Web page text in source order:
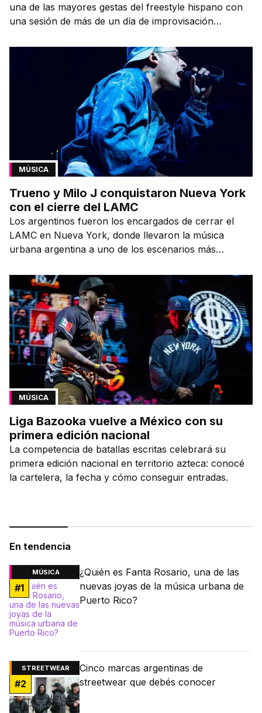
una de las mayores gestas del freestyle hispano con
una sesión de más de un día de improvisación
MÚSICA
Trueno y Milo J conquistaron Nueva York
con el cierre del LAMC
Los argentinos fueron los encargados de cerrar el
LAMC en Nueva York, donde llevaron la música
urbana argentina a uno de los escenarios más
MÚSICA
Liga Bazooka vuelve a México con su
primera edición nacional
La competencia de batallas escritas celebrará su
primera edición nacional en territorio azteca: conocé
la cartelera, la fecha y cómo conseguir entradas.
En tendencia
MÚSICA
#1
¿Quién es Fanta Rosario, una de las
nuevas joyas de la música urbana de
Puerto Rico?
STREETWEAR
#2
Cinco marcas argentinas de
streetwear que debés conocer